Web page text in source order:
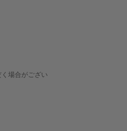
場合がござい